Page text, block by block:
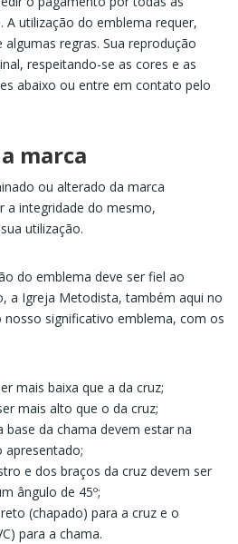
A utilização do emblema requer,
regras. Sua reprodução
respeitando-se as cores e as
abaixo ou entre em contato pelo
marca
ou alterado da marca
a integridade do mesmo,
utilização.
do emblema deve ser fiel ao
a Igreja Metodista, também aqui no
significativo emblema, com os
mais baixa que a da cruz;
mais alto que o da cruz;
da chama devem estar na
apresentado;
e dos braços da cruz devem ser
ângulo de 45º;
(chapado) para a cruz e o
para a chama.